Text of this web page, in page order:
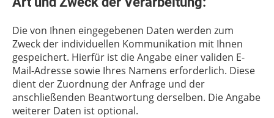
Die von Ihnen eingegebenen Daten werden zum
Zweck der individuellen Kommunikation mit Ihnen
gespeichert. Hierfür ist die Angabe einer validen E-
Mail-Adresse sowie Ihres Namens erforderlich. Diese
dient der Zuordnung der Anfrage und der
anschließenden Beantwortung derselben. Die Angabe
weiterer Daten ist optional.